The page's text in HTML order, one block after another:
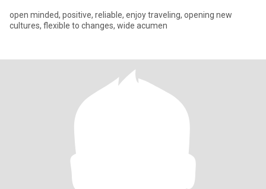
open minded, positive, reliable, enjoy traveling, opening new
cultures, flexible to changes, wide acumen